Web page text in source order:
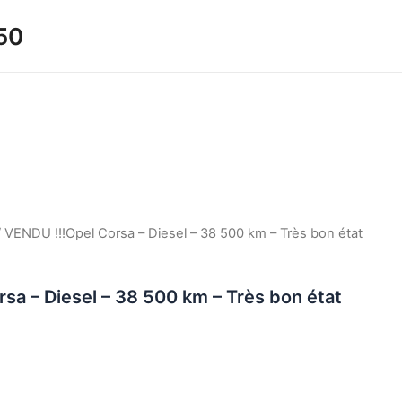
!!!Opel Corsa – Diesel – 38 500 km – Très bon état
– Diesel – 38 500 km – Très bon état